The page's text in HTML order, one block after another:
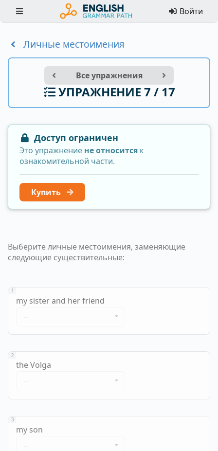
Войти
Личные местоимения
Все упражнения
УПРАЖНЕНИЕ 7 / 17
Доступ ограничен
Это упражнение не относится к
ознакомительной части.
Купить
Выберите личные местоимения, заменяющие
следующие существительные:
1
my sister and her friend
2
the Volga
3
my son